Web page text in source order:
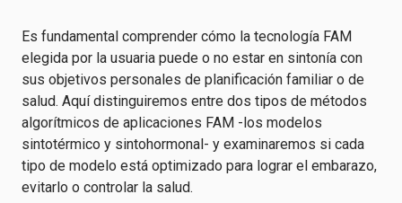
Es fundamental comprender cómo la tecnología FAM
elegida por la usuaria puede o no estar en sintonía con
sus objetivos personales de planificación familiar o de
salud. Aquí distinguiremos entre dos tipos de métodos
algorítmicos de aplicaciones FAM -los modelos
sintotérmico y sintohormonal- y examinaremos si cada
tipo de modelo está optimizado para lograr el embarazo,
evitarlo o controlar la salud.